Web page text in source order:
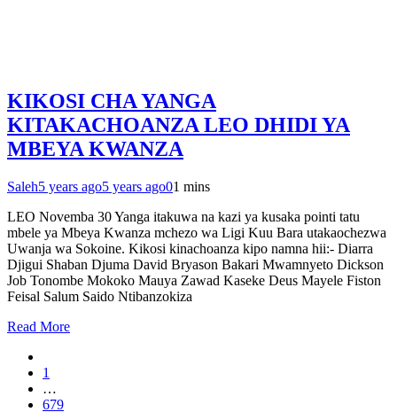
KIKOSI CHA YANGA
KITAKACHOANZA LEO DHIDI YA
MBEYA KWANZA
Saleh5 years ago5 years ago01 mins
LEO Novemba 30 Yanga itakuwa na kazi ya kusaka pointi tatu
mbele ya Mbeya Kwanza mchezo wa Ligi Kuu Bara utakaochezwa
Uwanja wa Sokoine. Kikosi kinachoanza kipo namna hii:- Diarra
Djigui Shaban Djuma David Bryason Bakari Mwamnyeto Dickson
Job Tonombe Mokoko Mauya Zawad Kaseke Deus Mayele Fiston
Feisal Salum Saido Ntibanzokiza
Read More
1
…
679